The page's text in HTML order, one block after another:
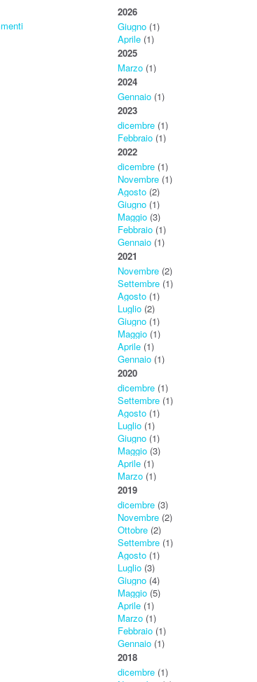
2026
Giugno (1)
Aprile (1)
2025
Marzo (1)
2024
Gennaio (1)
2023
dicembre (1)
Febbraio (1)
2022
dicembre (1)
Novembre (1)
Agosto (2)
Giugno (1)
Maggio (3)
Febbraio (1)
Gennaio (1)
2021
Novembre (2)
Settembre (1)
Agosto (1)
Luglio (2)
Giugno (1)
Maggio (1)
Aprile (1)
Gennaio (1)
2020
dicembre (1)
Settembre (1)
Agosto (1)
Luglio (1)
Giugno (1)
Maggio (3)
Aprile (1)
Marzo (1)
2019
dicembre (3)
Novembre (2)
Ottobre (2)
Settembre (1)
Agosto (1)
Luglio (3)
Giugno (4)
Maggio (5)
Aprile (1)
Marzo (1)
Febbraio (1)
Gennaio (1)
2018
dicembre (1)